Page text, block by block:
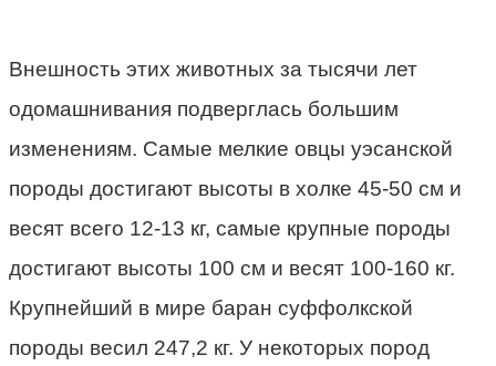
Внешность этих животных за тысячи лет
одомашнивания подверглась большим
изменениям. Самые мелкие овцы уэсанской
породы достигают высоты в холке 45-50 см и
весят всего 12-13 кг, самые крупные породы
достигают высоты 100 см и весят 100-160 кг.
Крупнейший в мире баран суффолкской
породы весил 247,2 кг. У некоторых пород